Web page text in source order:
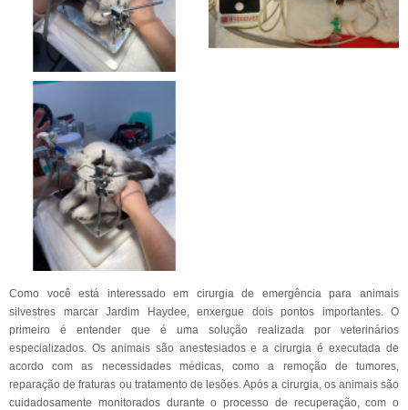
Como você está interessado em cirurgia de emergência para animais
silvestres marcar Jardim Haydee, enxergue dois pontos importantes. O
primeiro é entender que é uma solução realizada por veterinários
especializados. Os animais são anestesiados e a cirurgia é executada de
acordo com as necessidades médicas, como a remoção de tumores,
reparação de fraturas ou tratamento de lesões. Após a cirurgia, os animais são
cuidadosamente monitorados durante o processo de recuperação, com o